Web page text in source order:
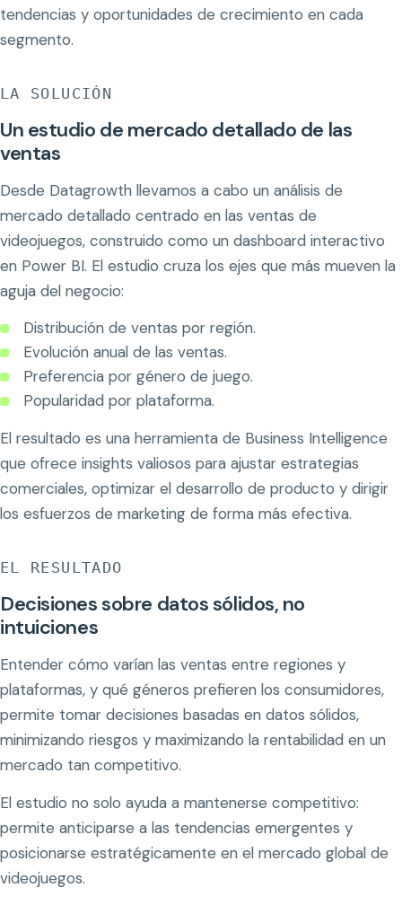
tendencias y oportunidades de crecimiento en cada
segmento.
LA SOLUCIÓN
Un estudio de mercado detallado de las
ventas
Desde Datagrowth llevamos a cabo un análisis de
mercado detallado centrado en las ventas de
videojuegos, construido como un dashboard interactivo
en Power BI. El estudio cruza los ejes que más mueven la
aguja del negocio:
Distribución de ventas por región.
Evolución anual de las ventas.
Preferencia por género de juego.
Popularidad por plataforma.
El resultado es una herramienta de Business Intelligence
que ofrece insights valiosos para ajustar estrategias
comerciales, optimizar el desarrollo de producto y dirigir
los esfuerzos de marketing de forma más efectiva.
EL RESULTADO
Decisiones sobre datos sólidos, no
intuiciones
Entender cómo varían las ventas entre regiones y
plataformas, y qué géneros prefieren los consumidores,
permite tomar decisiones basadas en datos sólidos,
minimizando riesgos y maximizando la rentabilidad en un
mercado tan competitivo.
El estudio no solo ayuda a mantenerse competitivo:
permite anticiparse a las tendencias emergentes y
posicionarse estratégicamente en el mercado global de
videojuegos.